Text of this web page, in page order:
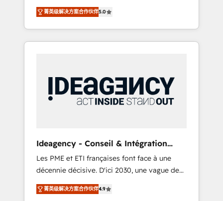
opportunités d'affaires ➤ La mise en place
de stratégies d'acquisition marketing (SEO,
SEA, inbound, automatisation marketing,
ABM, IA, emailing) Informations clés : - 10 ans
certifications HubSpot cumulées
teams. We build multi-hub solutions and
orchestrate operations across your entire
tech stack. Aptitude 8 is trusted by top
brands such as Lenovo, Bluetooth,
Association, Randstad, Uber Freight, and
HubSpot itself. We have the largest technical
consulting team of any HubSpot partner and
extensibility. When you work with Aptitude 8,
you get a team – not an individual – with
embedded consulting, strategy,
development, and project management. We
have 100% US-based, FTE team members.
菁英级解决方案合作伙伴5.0
Ideagency - Conseil & Intégration
HubSpot
Les PME et ETI françaises font face à une
décennie décisive. D'ici 2030, une vague de
consolidation va recomposer le marché.
Seules survivront les entreprises qui auront
菁英级解决方案合作伙伴4.9